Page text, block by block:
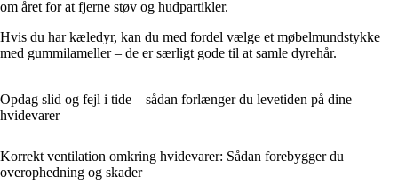
om året for at fjerne støv og hudpartikler.
Hvis du har kæledyr, kan du med fordel vælge et møbelmundstykke
med gummilameller – de er særligt gode til at samle dyrehår.
Opdag slid og fejl i tide – sådan forlænger du levetiden på dine
hvidevarer
Korrekt ventilation omkring hvidevarer: Sådan forebygger du
overophedning og skader